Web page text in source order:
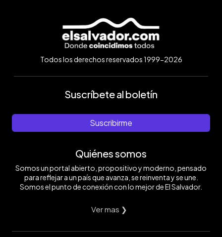
Todos los derechos reservados 1999-2026
Suscríbete al boletín
Suscribirme
Quiénes somos
Somos un portal abierto, propositivo y moderno, pensado
para reflejar a un país que avanza, se reinventa y se une.
Somos el punto de conexión con lo mejor de El Salvador.
Ver mas ❯